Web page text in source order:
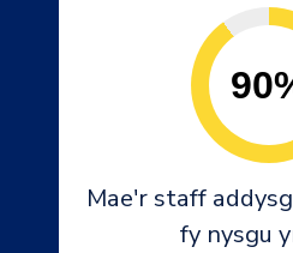
Mae'r staff
fy nysgu